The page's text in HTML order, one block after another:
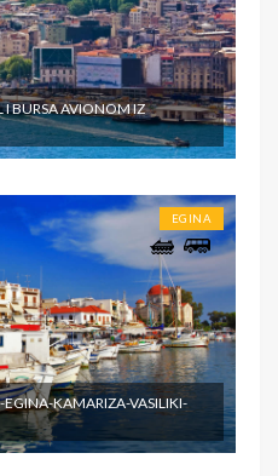
I BURSA AVIONOM IZ
EGINA
KAMARIZA-VASILIKI-